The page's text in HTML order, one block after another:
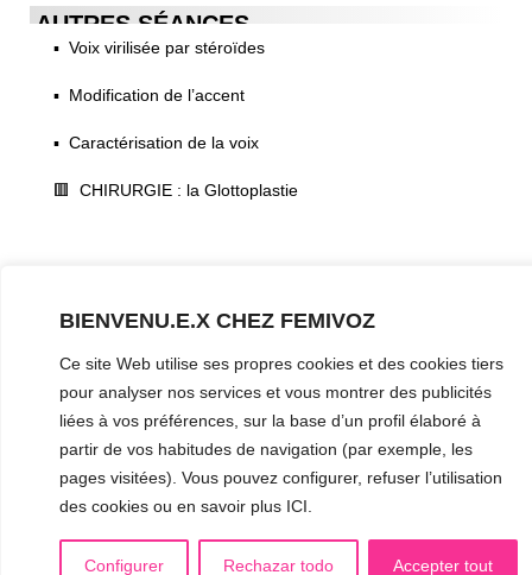
BIENVENU.E.X CHEZ FEMIVOZ
Ce site Web utilise ses propres cookies et des cookies tiers
pour analyser nos services et vous montrer des publicités
liées à vos préférences, sur la base d’un profil élaboré à
partir de vos habitudes de navigation (par exemple, les
pages visitées). Vous pouvez configurer, refuser l’utilisation
des cookies ou en savoir plus ICI.
Configurer Rechazar todo Accepter tout
AUTRES SÉANCES
▪️ Voix virilisée par stéroïdes
▪️ Modification de l’accent
▪️ Caractérisation de la voix
🟥 CHIRURGIE : la Glottoplastie
WhatsApp :+34 625 14 46 47
Email : info@femivoz.com
Mentions Légales
Confidentialité